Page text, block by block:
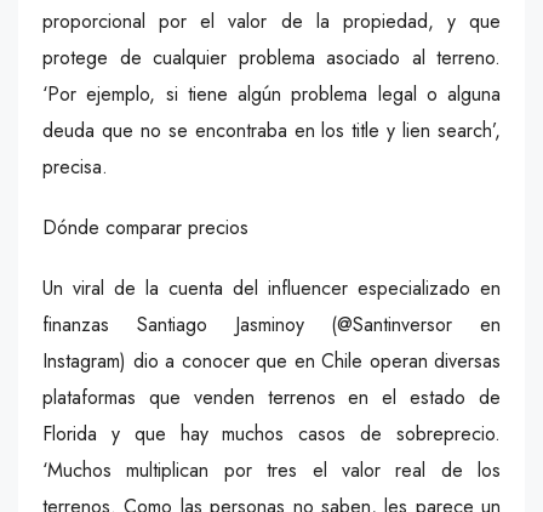
proporcional por el valor de la propiedad, y que
protege de cualquier problema asociado al terreno.
‘Por ejemplo, si tiene algún problema legal o alguna
deuda que no se encontraba en los title y lien search’,
precisa.
Dónde comparar precios
Un viral de la cuenta del influencer especializado en
finanzas Santiago Jasminoy (@Santinversor en
Instagram) dio a conocer que en Chile operan diversas
plataformas que venden terrenos en el estado de
Florida y que hay muchos casos de sobreprecio.
‘Muchos multiplican por tres el valor real de los